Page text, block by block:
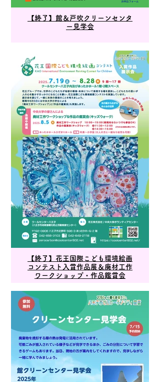
【終了】館＆戸吹クリーンセンタ
ー見学会
【終了】花王国際こども環境絵画
コンテスト入賞作品展＆廃材工作
ワークショップ・作品鑑賞会